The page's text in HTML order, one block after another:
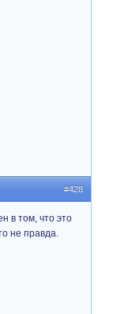
#428
в том, что это
не правда.